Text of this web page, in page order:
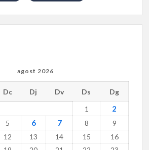
agost 2026
Dc Dj Dv Ds
Dg
1
2
5 6 7 8
9
12 13 14 15
16